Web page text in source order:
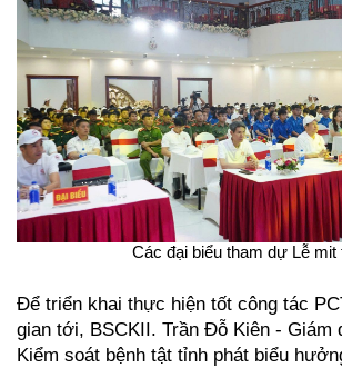
Các đại biểu tham dự Lễ mit
Để triển khai thực hiện tốt công tác
gian tới, BSCKII. Trần Đỗ Kiên - Giám
Kiểm soát bệnh tật tỉnh phát biểu